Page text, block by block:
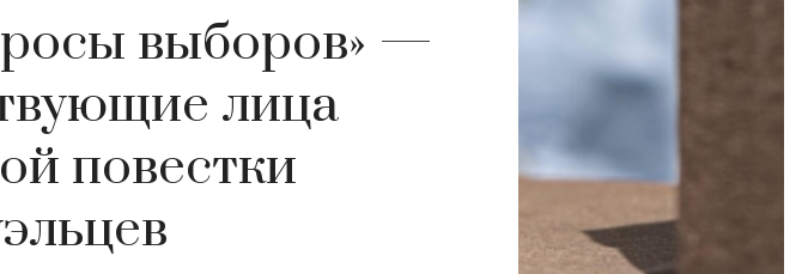
выборов» —
лица
повестки